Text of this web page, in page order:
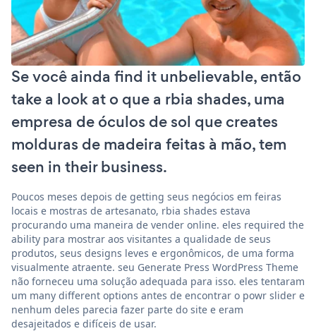
Se você ainda find it unbelievable, então
take a look at o que a rbia shades, uma
empresa de óculos de sol que creates
molduras de madeira feitas à mão, tem
seen in their business.
Poucos meses depois de getting seus negócios em feiras
locais e mostras de artesanato, rbia shades estava
procurando uma maneira de vender online. eles required the
ability para mostrar aos visitantes a qualidade de seus
produtos, seus designs leves e ergonômicos, de uma forma
visualmente atraente. seu Generate Press WordPress Theme
não forneceu uma solução adequada para isso. eles tentaram
um many different options antes de encontrar o powr slider e
nenhum deles parecia fazer parte do site e eram
desajeitados e difíceis de usar.